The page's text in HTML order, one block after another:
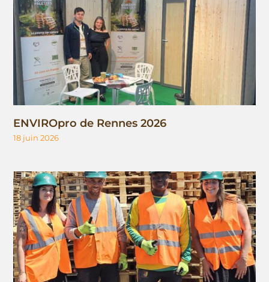
ENVIROpro de Rennes 2026
18 juin 2026